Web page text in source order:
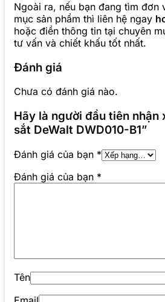
Ngoài ra, nếu bạn đang tìm đơn
mục sản phẩm thì liên hệ ngay
hoặc điền thông tin tại chuyên
tư vấn và chiết khấu tốt nhất.
Đánh giá
Chưa có đánh giá nào.
Hãy là người đầu tiên nhận
sắt DeWalt DWD010-B1”
Đánh giá của bạn *
Đánh giá của bạn *
Tên